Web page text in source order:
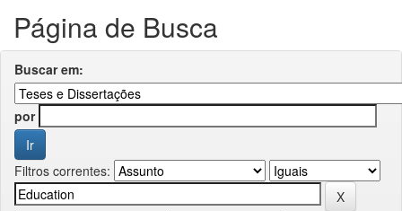
Página de Busca
Buscar em:
por
Filtros correntes: